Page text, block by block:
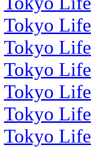
Tokyo Life
Tokyo Life
Tokyo Life
Tokyo Life
Tokyo Life
Tokyo Life